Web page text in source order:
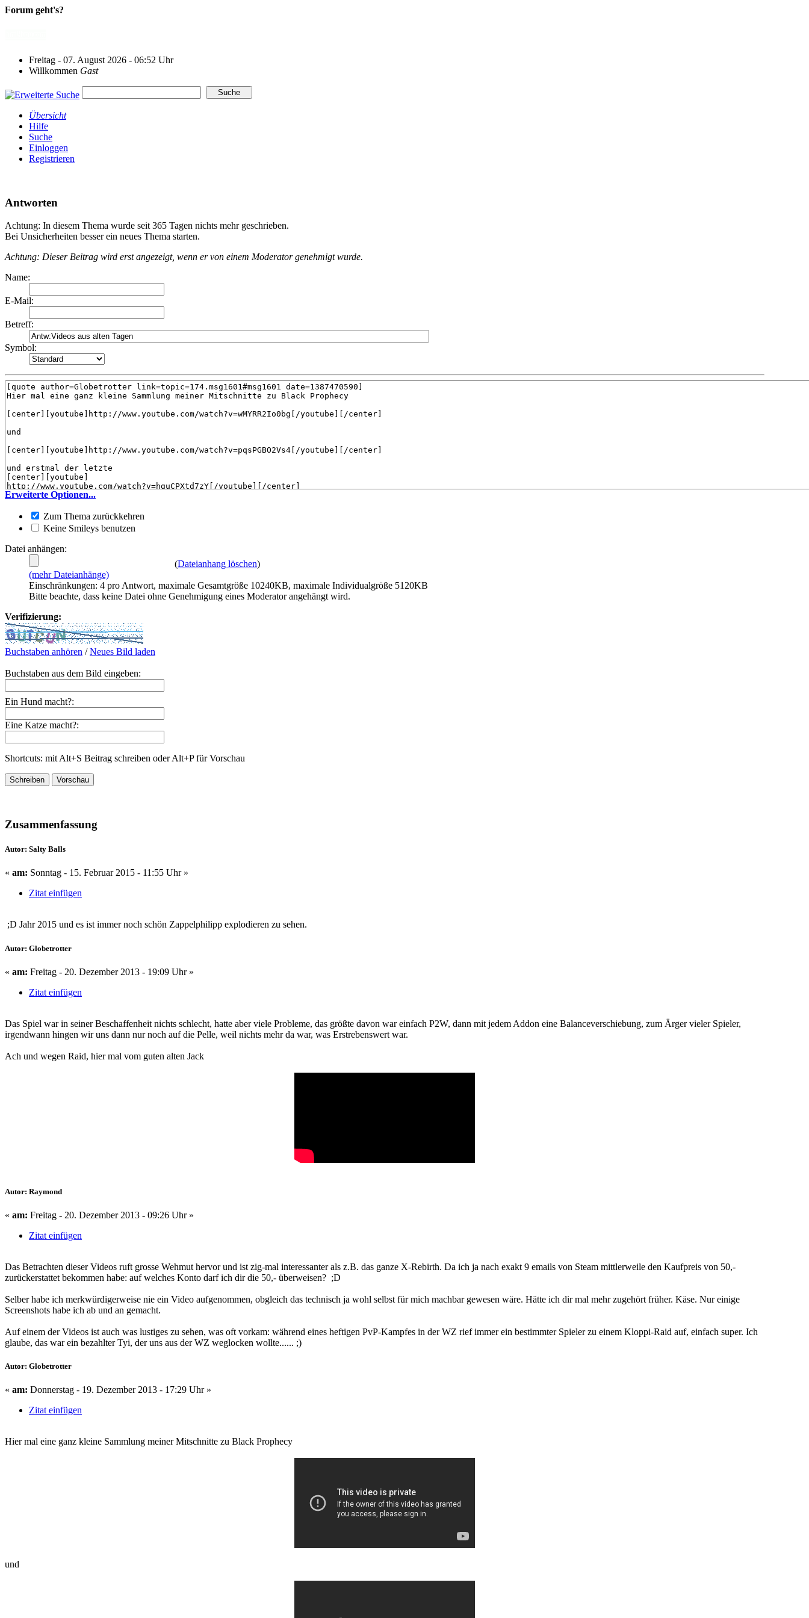
Forum geht's?
Freitag - 07. August 2026 - 06:52 Uhr
Willkommen Gast
Übersicht
Hilfe
Suche
Einloggen
Registrieren
Antworten
Achtung: In diesem Thema wurde seit 365 Tagen nichts mehr geschrieben.
Bei Unsicherheiten besser ein neues Thema starten.
Achtung: Dieser Beitrag wird erst angezeigt, wenn er von einem Moderator genehmigt wurde.
Name:
E-Mail:
Betreff:
Symbol:
Erweiterte Optionen...
Zum Thema zurückkehren
Keine Smileys benutzen
Datei anhängen:
(Dateianhang löschen)
(mehr Dateianhänge)
Einschränkungen: 4 pro Antwort, maximale Gesamtgröße 10240KB, maximale Individualgröße 5120KB
Bitte beachte, dass keine Datei ohne Genehmigung eines Moderator angehängt wird.
Verifizierung:
Buchstaben anhören /Neues Bild laden
Buchstaben aus dem Bild eingeben:
Ein Hund macht?:
Eine Katze macht?:
Shortcuts: mit Alt+S Beitrag schreiben oder Alt+P für Vorschau
Zusammenfassung
Autor: Salty Balls
« am: Sonntag - 15. Februar 2015 - 11:55 Uhr »
Zitat einfügen
;D Jahr 2015 und es ist immer noch schön Zappelphilipp explodieren zu sehen.
Autor: Globetrotter
« am: Freitag - 20. Dezember 2013 - 19:09 Uhr »
Zitat einfügen
Das Spiel war in seiner Beschaffenheit nichts schlecht, hatte aber viele Probleme, das größte davon war einfach P2W, dann mit jedem Addon eine Balanceverschiebung, zum Ärger vieler Spieler,
irgendwann hingen wir uns dann nur noch auf die Pelle, weil nichts mehr da war, was Erstrebenswert war.
Ach und wegen Raid, hier mal vom guten alten Jack
Autor: Raymond
« am: Freitag - 20. Dezember 2013 - 09:26 Uhr »
Zitat einfügen
Das Betrachten dieser Videos ruft grosse Wehmut hervor und ist zig-mal interessanter als z.B. das ganze X-Rebirth. Da ich ja nach exakt 9 emails von Steam mittlerweile den Kaufpreis von 50,-
zurückerstattet bekommen habe: auf welches Konto darf ich dir die 50,- überweisen? ;D
Selber habe ich merkwürdigerweise nie ein Video aufgenommen, obgleich das technisch ja wohl selbst für mich machbar gewesen wäre. Hätte ich dir mal mehr zugehört früher. Käse. Nur einige
Screenshots habe ich ab und an gemacht.
Auf einem der Videos ist auch was lustiges zu sehen, was oft vorkam: während eines heftigen PvP-Kampfes in der WZ rief immer ein bestimmter Spieler zu einem Kloppi-Raid auf, einfach super. Ich
glaube, das war ein bezahlter Tyi, der uns aus der WZ weglocken wollte...... ;)
Autor: Globetrotter
« am: Donnerstag - 19. Dezember 2013 - 17:29 Uhr »
Zitat einfügen
Hier mal eine ganz kleine Sammlung meiner Mitschnitte zu Black Prophecy
und